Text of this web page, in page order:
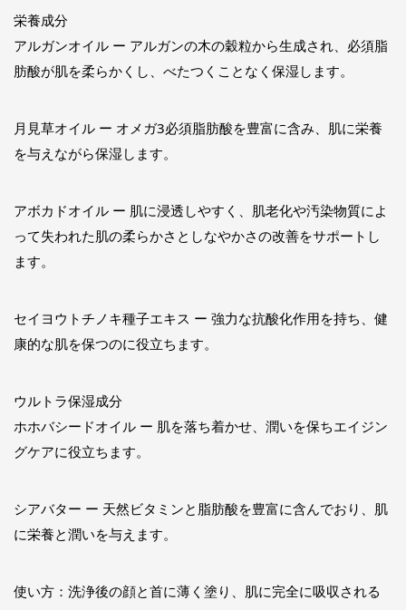
栄養成分
アルガンオイル ー アルガンの木の穀粒から生成され、必須脂
肪酸が肌を柔らかくし、べたつくことなく保湿します。
月見草オイル ー オメガ3必須脂肪酸を豊富に含み、肌に栄養
を与えながら保湿します。
アボカドオイル ー 肌に浸透しやすく、肌老化や汚染物質によ
って失われた肌の柔らかさとしなやかさの改善をサポートし
ます。
セイヨウトチノキ種子エキス ー 強力な抗酸化作用を持ち、健
康的な肌を保つのに役立ちます。
ウルトラ保湿成分
ホホバシードオイル ー 肌を落ち着かせ、潤いを保ちエイジン
グケアに役立ちます。
シアバター ー 天然ビタミンと脂肪酸を豊富に含んでおり、肌
に栄養と潤いを与えます。
使い方：洗浄後の顔と首に薄く塗り、肌に完全に吸収される